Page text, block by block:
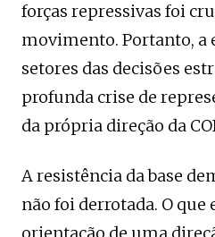
forças repressivas foi
movimento. Portanto, a
setores das decisões
profunda crise de
da própria direção da
A resistência da base
não foi derrotada. O que